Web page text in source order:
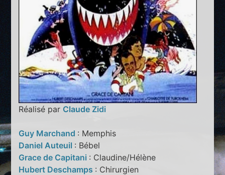
Réalisé par Claude Zidi
Guy Marchand : Memphis
Daniel Auteuil : Bébel
Grace de Capitani : Claudine/Hélène
Hubert Deschamps : Chirurgien